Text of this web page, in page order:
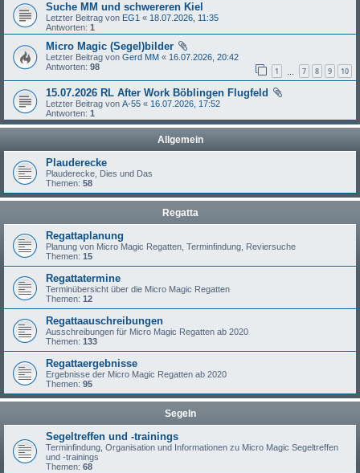
Suche MM und schwereren Kiel
Letzter Beitrag von EG1 « 18.07.2026, 11:35
Antworten: 1
Micro Magic (Segel)bilder
Letzter Beitrag von Gerd MM « 16.07.2026, 20:42
Antworten: 98 1 7 8 9 10
15.07.2026 RL After Work Böblingen Flugfeld
Letzter Beitrag von A-55 « 16.07.2026, 17:52
Antworten: 1
Allgemein
Plauderecke
Plauderecke, Dies und Das
Themen: 58
Regatta
Regattaplanung
Planung von Micro Magic Regatten, Terminfindung, Reviersuche
Themen: 15
Regattatermine
Terminübersicht über die Micro Magic Regatten
Themen: 12
Regattaauschreibungen
Ausschreibungen für Micro Magic Regatten ab 2020
Themen: 133
Regattaergebnisse
Ergebnisse der Micro Magic Regatten ab 2020
Themen: 95
Segeln
Segeltreffen und -trainings
Terminfindung, Organisation und Informationen zu Micro Magic Segeltreffen
und -trainings
Themen: 68